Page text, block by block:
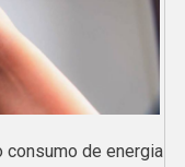
consumo de energia